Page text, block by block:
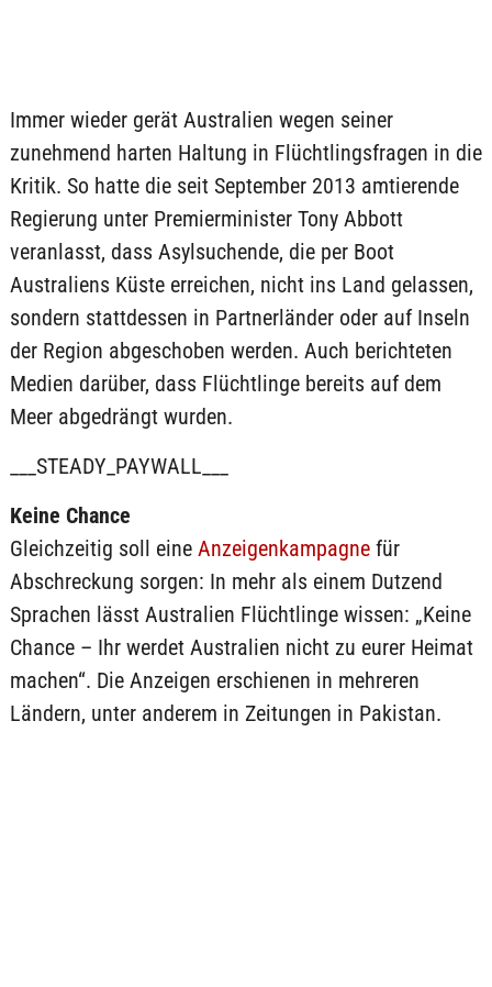
Immer wieder gerät Australien wegen seiner
zunehmend harten Haltung in Flüchtlingsfragen in die
Kritik. So hatte die seit September 2013 amtierende
Regierung unter Premierminister Tony Abbott
veranlasst, dass Asylsuchende, die per Boot
Australiens Küste erreichen, nicht ins Land gelassen,
sondern stattdessen in Partnerländer oder auf Inseln
der Region abgeschoben werden. Auch berichteten
Medien darüber, dass Flüchtlinge bereits auf dem
Meer abgedrängt wurden.
___STEADY_PAYWALL___
Keine Chance
Gleichzeitig soll eine Anzeigenkampagnefür
Abschreckung sorgen: In mehr als einem Dutzend
Sprachen lässt Australien Flüchtlinge wissen: „Keine
Chance – Ihr werdet Australien nicht zu eurer Heimat
machen“. Die Anzeigen erschienen in mehreren
Ländern, unter anderem in Zeitungen in Pakistan.